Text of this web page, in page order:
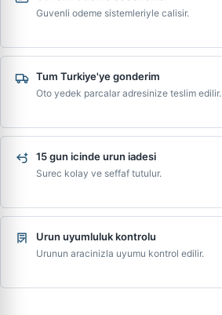
Guvenli odeme sistemleriyle calisir.
Tum Turkiye'ye gonderim
Oto yedek parcalar adresinize teslim edilir.
15 gun icinde urun iadesi
Surec kolay ve seffaf tutulur.
Urun uyumluluk kontrolu
Urunun aracinizla uyumu kontrol edilir.